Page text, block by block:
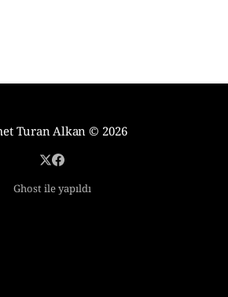
Turan Alkan © 2026
Ghost ile yapıldı